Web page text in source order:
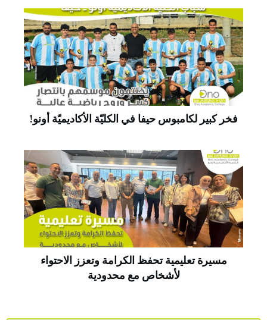
فخر كبير لكامبوس حيفا في الكليّة الأكاديميّة أونو!
مسيرة تعليمية تحفظ الكرامة وتعزز الاحتواء
لأشخاص مع محدودية